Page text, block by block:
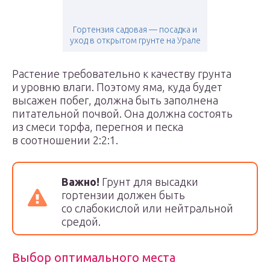
Гортензия садовая — посадка и
уход в открытом грунте на Урале
Растение требовательно к качеству грунта
и уровню влаги. Поэтому яма, куда будет
высажен побег, должна быть заполнена
питательной почвой. Она должна состоять
из смеси торфа, перегноя и песка
в соотношении 2:2:1.
Важно! Грунт для высадки
гортензии должен быть
со слабокислой или нейтральной
средой.
Выбор оптимального места